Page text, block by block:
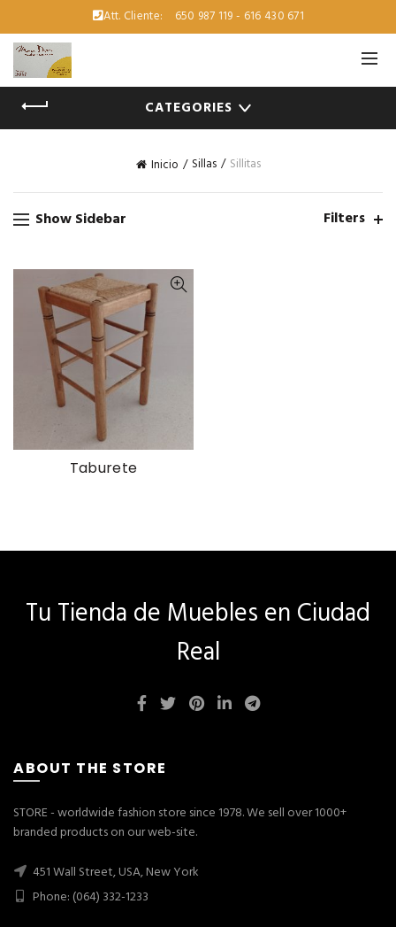
Att. Cliente: 650 987 119 - 616 430 671
CATEGORIES
Inicio Sillas Sillitas
Show Sidebar Filters
Taburete
Tu Tienda de Muebles en Ciudad
Real
ABOUT THE STORE
STORE - worldwide fashion store since 1978. We sell over 1000+
branded products on our web-site.
451 Wall Street, USA, New York
Phone: (064) 332-1233